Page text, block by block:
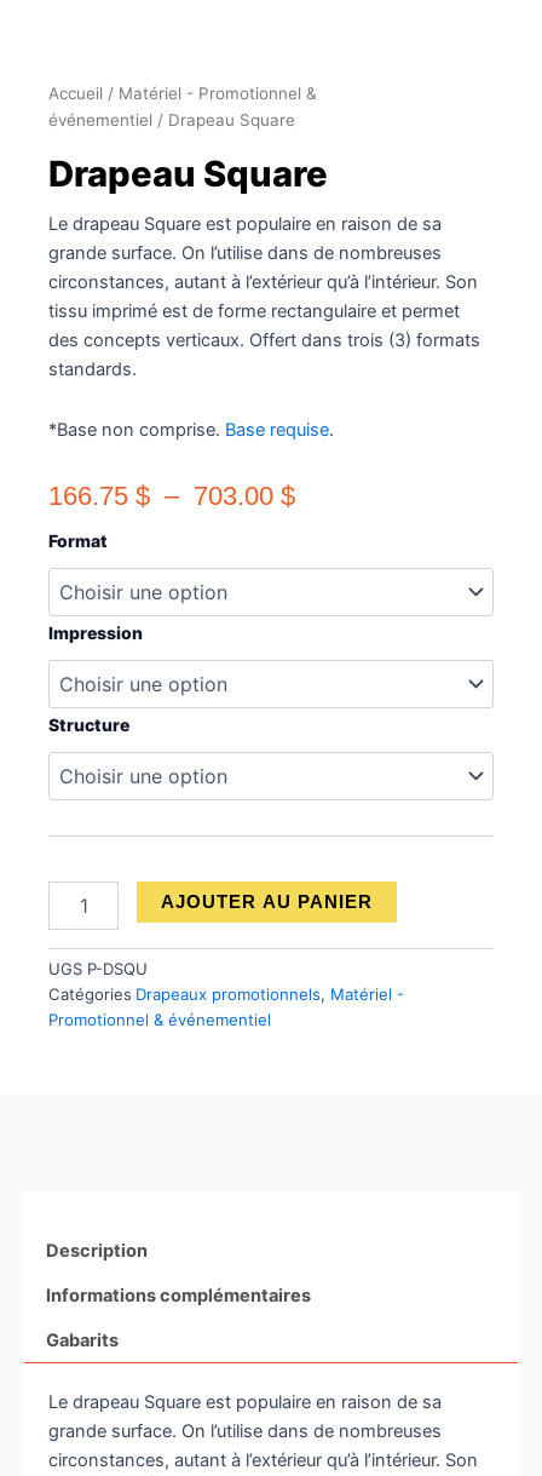
Accueil / Matériel - Promotionnel &
événementiel / Drapeau Square
Drapeau Square
Le drapeau Square est populaire en raison de sa
grande surface. On l’utilise dans de nombreuses
circonstances, autant à l’extérieur qu’à l’intérieur. Son
tissu imprimé est de forme rectangulaire et permet
des concepts verticaux. Offert dans trois (3) formats
standards.
*Base non comprise. Base requise.
166.75 $ – 703.00 $Plage
166.75 $
à
703.00 $
Format
Impression
Structure
quantité
Drapeau
AJOUTER AU PANIER
UGS P-DSQU
Catégories Drapeaux promotionnels, Matériel -
Promotionnel & événementiel
Description
Informations complémentaires
Gabarits
Le drapeau Square est populaire en raison de sa
grande surface. On l’utilise dans de nombreuses
circonstances, autant à l’extérieur qu’à l’intérieur. Son